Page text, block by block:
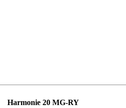
Harmonie 20 MG-RY